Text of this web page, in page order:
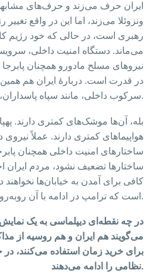
ایران حرف می‌زند و حرف‌های مشابهی
ونزوئلا می‌زند، اما این در واقع
رهبری است، در حالی که خود رژیم
می‌ماند. دستگاه امنیت داخلی،
نیروهای مسلح مادورو همچنان پابرجا
در قدرت است. دربارهٔ ایران هم
سرکوب داخلی، مانند سپاه پاسداران، همچنان کاملاً برقرارند.
بله، آن‌ها موشک‌های کمتری دارند.
هواپیماهای کمتری دارند. عملاً نیروی
ساختارهای امنیت داخلی همچنان
ساختارها تضعیف نشود، مردم
کافی برای آمدن به خیابان‌ها
است که ترامپ در ادامه با آن روبه‌رو خواهد شد.
در چه نقطه‌ای دیپلماسی به یک
می‌گویند هم ایران و هم روسیه از
برای خرید زمان استفاده می‌کنند،
نظامی را ادامه می‌دهند.